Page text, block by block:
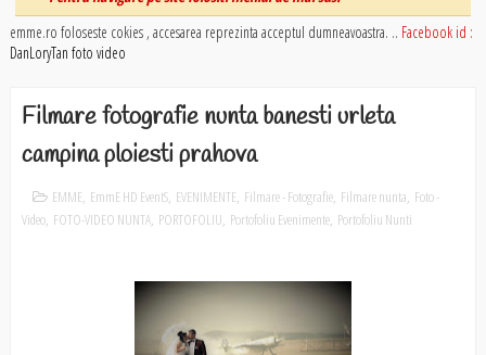
emme.ro foloseste cokies , accesarea reprezinta acceptul dumneavoastra. .. Facebook id :
DanLoryTan foto video
Filmare fotografie nunta banesti urleta
campina ploiesti prahova
EMME, EmmE HD EventS, EVENIMENTE, Filmare - Fotografie, Filmare nunta, Foto -
Video, FOTO-VIDEO NUNTA, PORTOFOLIU, Portofoliu Evenimente, Portofoliu Nunti